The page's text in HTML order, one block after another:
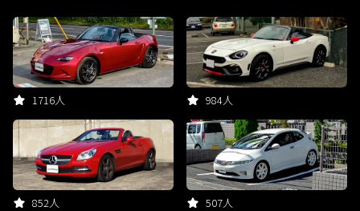
1716人 984人
852人 507人